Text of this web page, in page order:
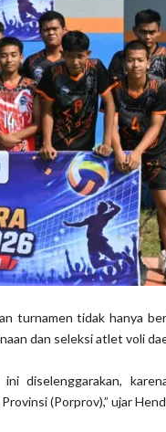
turnamen tidak hanya
dan seleksi atlet voli
diselenggarakan,
(Porprov),” ujar